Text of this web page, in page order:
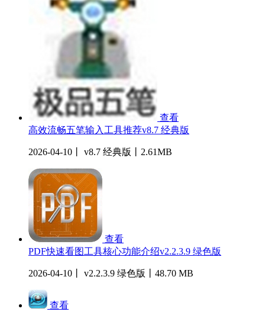
查看
高效流畅五笔输入工具推荐v8.7 经典版
2026-04-10丨 v8.7 经典版丨2.61MB
查看
PDF快速看图工具核心功能介绍v2.2.3.9 绿色版
2026-04-10丨 v2.2.3.9 绿色版丨48.70 MB
查看